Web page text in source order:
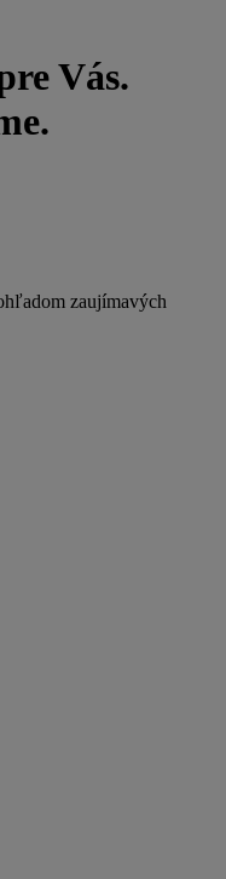
Vás.
zaujímavých